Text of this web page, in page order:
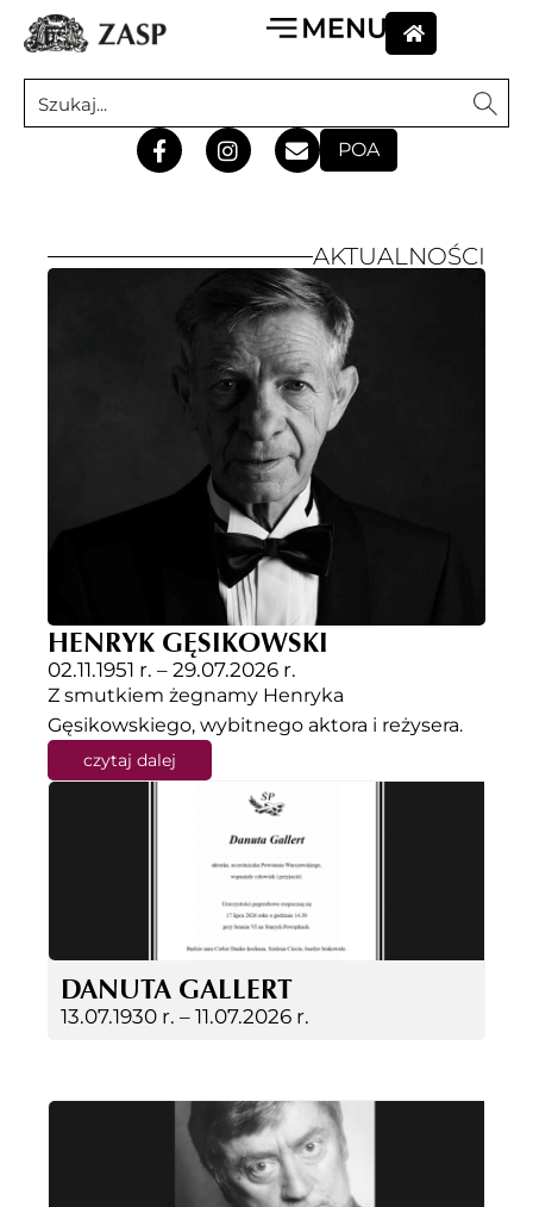
POA
AKTUALNOŚCI
HENRYK GĘSIKOWSKI
02.11.1951 r. – 29.07.2026 r.
Z smutkiem żegnamy Henryka
Gęsikowskiego, wybitnego aktora i reżysera.
czytaj dalej
DANUTA GALLERT
13.07.1930 r. – 11.07.2026 r.